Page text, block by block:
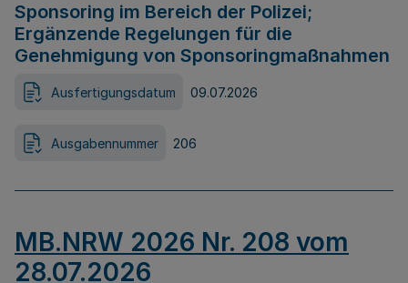
Sponsoring im Bereich der Polizei;
Ergänzende Regelungen für die
Genehmigung von Sponsoringmaßnahmen
Ausfertigungsdatum 09.07.2026
Ausgabennummer 206
MB.NRW 2026 Nr. 208 vom
28.07.2026